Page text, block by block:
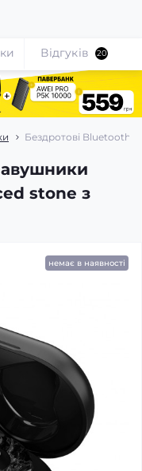
Бездротові Bluetooth
stone з
Відгуків 20
немає в наявності